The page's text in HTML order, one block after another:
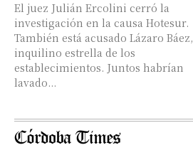
El juez Julián Ercolini cerró la
investigación en la causa Hotesur.
También está acusado Lázaro Báez,
inquilino estrella de los
establecimientos. Juntos habrían
lavado...